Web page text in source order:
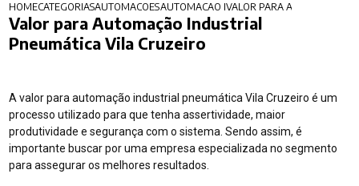
HOMECATEGORIASAUTOMACOES INDUSTRIAISAUTOMACAO INDUSTRIAL MERCADO
VALOR PARA AUTOMACAO
Valor para Automação Industrial
Pneumática Vila Cruzeiro
A valor para automação industrial pneumática Vila Cruzeiro é um
processo utilizado para que tenha assertividade, maior
produtividade e segurança com o sistema. Sendo assim, é
importante buscar por uma empresa especializada no segmento
para assegurar os melhores resultados.